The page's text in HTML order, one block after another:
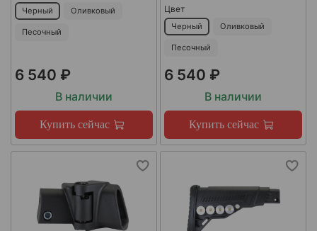
Черный Оливковый
Песочный
6 540 ₽
В наличии
Купить сейчас
Цвет
Черный Оливковый
Песочный
6 540 ₽
В наличии
Купить сейчас